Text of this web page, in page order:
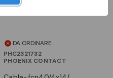
DA ORDINARE
PHC2321732
PHOENIX CONTACT